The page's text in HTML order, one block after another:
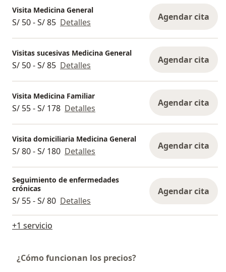
Visita Medicina General
S/ 50 - S/ 85 Detalles Agendar cita
Visitas sucesivas Medicina General
S/ 50 - S/ 85 Detalles Agendar cita
Visita Medicina Familiar
S/ 55 - S/ 178 Detalles Agendar cita
Visita domiciliaria Medicina General
S/ 80 - S/ 180 Detalles Agendar cita
Seguimiento de enfermedades
crónicas
S/ 55 - S/ 80 Detalles
Agendar cita
+1 servicio
¿Cómo funcionan los precios?